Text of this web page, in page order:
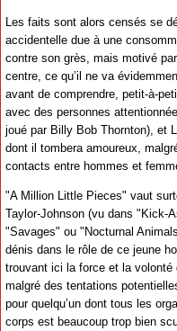
Les faits sont alors censés se
accidentelle due à une
contre son grès, mais motivé
centre, ce qu’il ne va
avant de comprendre, petit-à-
avec des personnes
joué par Billy Bob Thornton), et
dont il tombera amoureux,
contacts entre hommes et
"A Million Little Pieces" vaut
Taylor-Johnson (vu dans "Kick-
"Savages" ou "Nocturnal
dénis dans le rôle de ce jeune
trouvant ici la force et la volonté
malgré des tentations
pour quelqu’un dont tous les
corps est beaucoup trop bien